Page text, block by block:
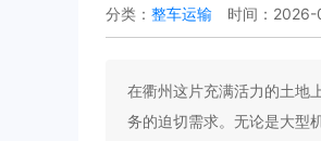
分类： 整车运输 时间：2026-
在衢州这片充满活力的土地
务的迫切需求。无论是大型